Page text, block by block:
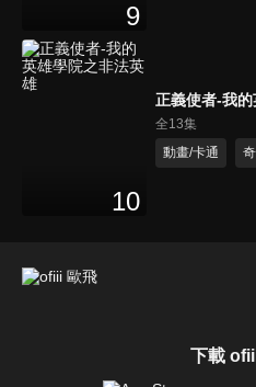
9
10
正義使者-我
全13集
動畫/卡通
下載